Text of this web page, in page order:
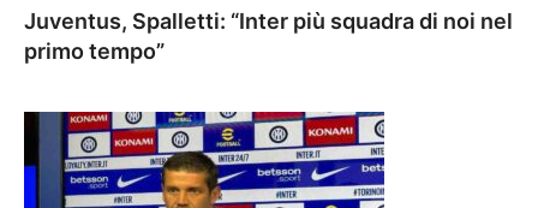
Juventus, Spalletti: “Inter più squadra di noi nel
primo tempo”